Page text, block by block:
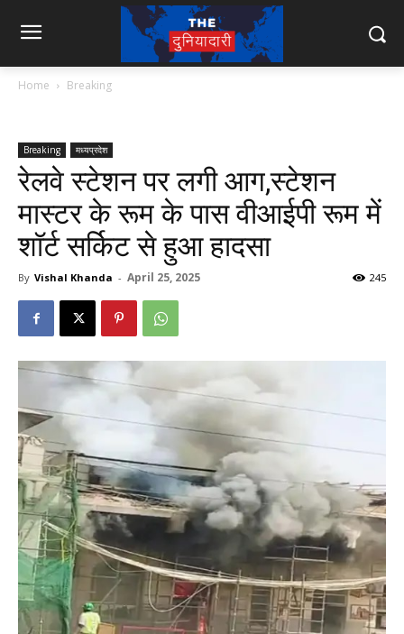
Home Breaking
Breaking मध्यप्रदेश
रेलवे स्टेशन पर लगी आग,स्टेशन
मास्टर के रूम के पास वीआईपी रूम में
शॉर्ट सर्किट से हुआ हादसा
By Vishal Khanda - April 25, 2025 245